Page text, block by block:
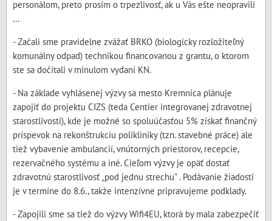
personálom, preto prosím o trpezlivosť, ak u Vás ešte neopravili
...
- Začali sme pravidelne zvážať BRKO (biologicky rozložiteľný
komunálny odpad) technikou financovanou z grantu, o ktorom
ste sa dočítali v minulom vydaní KN.
- Na základe vyhlásenej výzvy sa mesto Kremnica plánuje
zapojiť do projektu CIZS (teda Centier integrovanej zdravotnej
starostlivosti), kde je možné so spoluúčasťou 5% získať finančný
príspevok na rekonštrukciu polikliniky (tzn. stavebné práce) ale
tiež vybavenie ambulancií, vnútorných priestorov, recepcie,
rezervačného systému a iné. Cieľom výzvy je opäť dostať
zdravotnú starostlivosť „pod jednu strechu" . Podávanie žiadosti
je v termíne do 8.6., takže intenzívne pripravujeme podklady.
- Zapojili sme sa tiež do výzvy Wifi4EU, ktorá by mala zabezpečiť